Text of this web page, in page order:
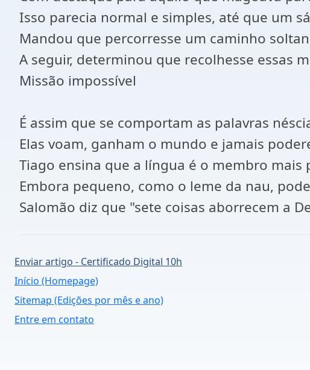
Isso parecia normal e simples, até que um
Mandou que percorresse um caminho
A seguir, determinou que recolhesse essas
Missão impossível
É assim que se comportam as palavras
Elas voam, ganham o mundo e jamais
Tiago ensina que a língua é o membro mais
Embora pequeno, como o leme da nau,
Salomão diz que "sete coisas aborrecem a
Enviar artigo - Certificado Digital 10h
Início (Homepage)
Sitemap (Edições por mês e ano)
Entre em contato